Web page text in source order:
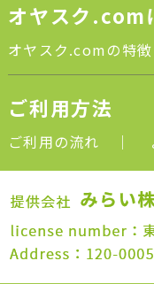
オヤスク.com
オヤスク.comの特徴
ご利用方法
ご利用の流れ ｜